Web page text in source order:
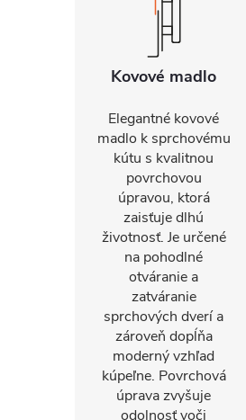
Kovové madlo
Elegantné kovové
madlo k sprchovému
kútu s kvalitnou
povrchovou
úpravou, ktorá
zaisťuje dlhú
životnosť. Je určené
na pohodlné
otváranie a
zatváranie
sprchových dverí a
zároveň dopĺňa
moderný vzhľad
kúpeľne. Povrchová
úprava zvyšuje
odolnosť voči